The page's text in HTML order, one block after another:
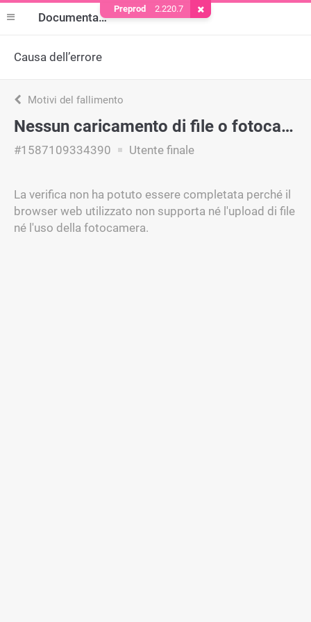
Documentazione
Causa dell’errore
Motivi del fallimento
Nessun caricamento di file o fotocamera supportati
#1587109334390 Utente finale
La verifica non ha potuto essere completata perché il
browser web utilizzato non supporta né l'upload di file
né l'uso della fotocamera.
Preprod 2.220.7 Rimuovere il cookie